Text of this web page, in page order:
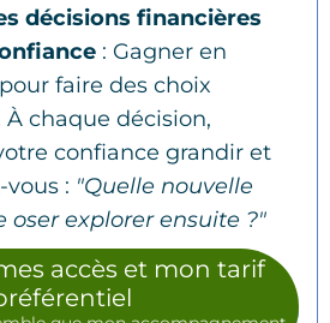
décisions financières
: Gagner en
faire des choix
À chaque décision,
confiance grandir et
: "Quelle nouvelle
oser explorer ensuite ?"
accès et mon tarif